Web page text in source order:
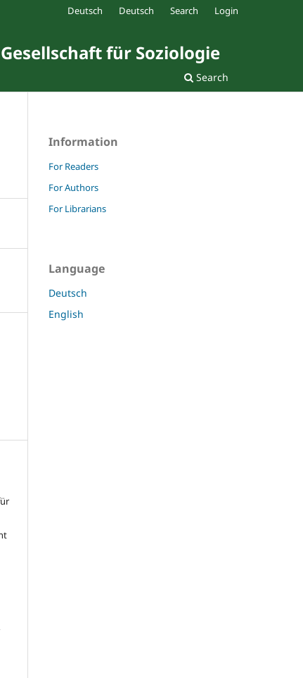
für Soziologie
Search
Deutsch Deutsch Search Login
Information
For Readers
For Authors
For Librarians
Language
Deutsch
English